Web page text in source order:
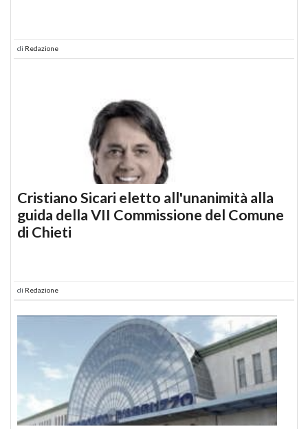
di Redazione
Cristiano Sicari eletto all'unanimità alla
guida della VII Commissione del Comune
di Chieti
di Redazione